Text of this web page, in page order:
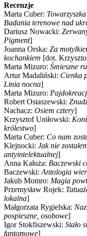
Recenzje
Marta Cuber:
Badania terenowe nad
Dariusz Nowacki:
Pigment]
Joanna Orska: Za
kochankiem [dot.
Marta Mizuro: Śmieszne
Artur Madaliński: Cienka
Linia nocna]
Marta Mizuro:
Robert Ostaszewski:
Nachacz: Osiem cztery]
Krzysztof Uniłowski:
królestwo]
Marta Cuber: Co nam
Klejnocki: Jak nie
antyintelektualnej]
Anna Kałuża: Baczewski
Baczewski: Antologia
Jakub Momro: Magia
Przemysław Rojek:
lokalna]
Małgorzata Rygielska:
pospieszne, osobowe]
Igor Stokfiszewski: Stało
fantomowe]